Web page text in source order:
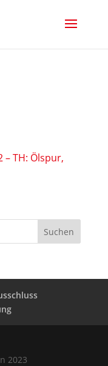
– TH: Ölspur,
Suchen
2023